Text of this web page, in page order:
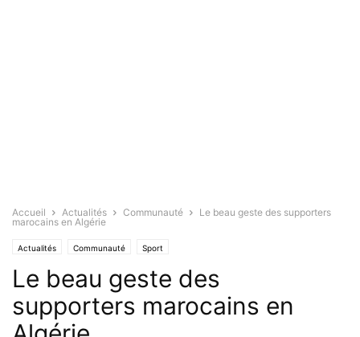
Accueil Actualités Communauté
Le beau geste des supporters
marocains en Algérie
Actualités Communauté Sport
Le beau geste des
supporters marocains en